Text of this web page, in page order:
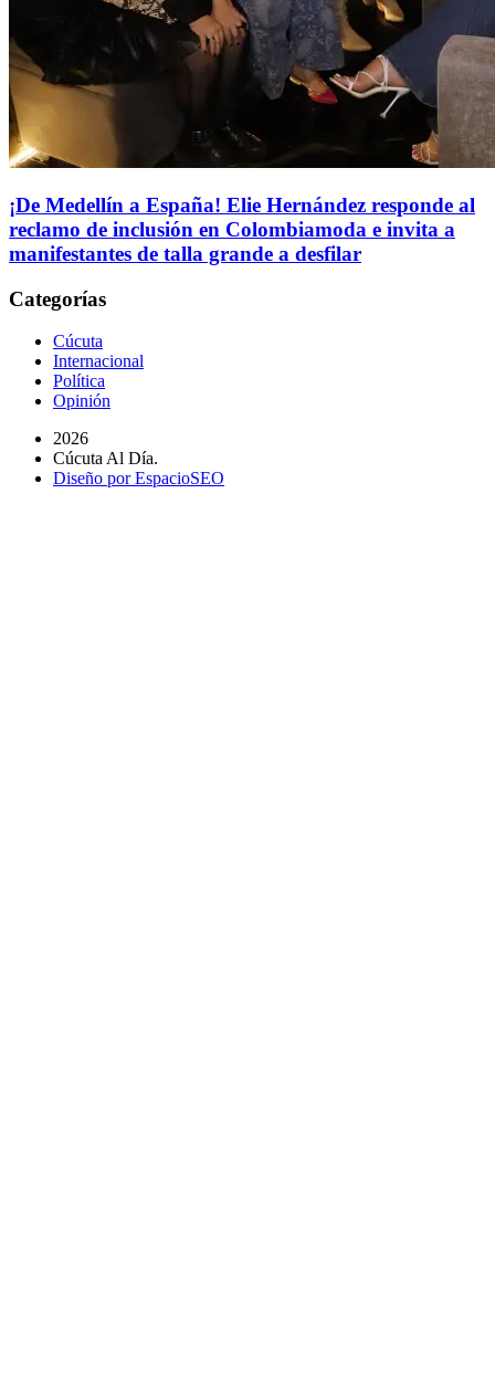
¡De Medellín a España! Elie Hernández responde al
reclamo de inclusión en Colombiamoda e invita a
manifestantes de talla grande a desfilar
Categorías
Cúcuta
Internacional
Política
Opinión
2026
Cúcuta Al Día.
Diseño por EspacioSEO